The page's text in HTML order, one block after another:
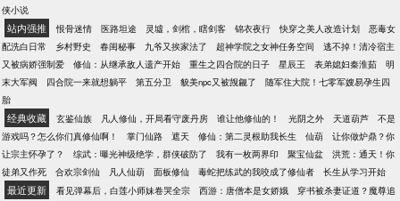
侠小说
站内强推 恨骨迷情 医路坦途 灵墟，剑棺，瞎剑客 锦衣夜行 快穿之美人改造计划
恶毒女
配洗白日常
乡村野史 春闺秘事 九爷又挨家法了 超神学院之女神任务空间
逃不掉！清冷宿主
又被病娇强制爱
修仙：从继承敌人遗产开始 重生之四合院的日子 星辰王 表弟媳妇秦淮茹
明
末大军阀
四合院一来就想躺平 第五分卫 貌美npc又被觊觎了
随军住大院！七零军嫂易孕生四
胎
经典收藏 玄鉴仙族 凡人修仙，开局看守废丹房 谁让他修仙的！ 光阴之外 天道葫芦
不是
游戏吗？怎么你们真修仙啊！
掌门仙路 遮天 修仙：第二灵根助我长生 仙葫
让你做炉鼎？你
让宗主怀孕了？
综武：曝光神级绝学，群侠破防了 我有一枚两界印 聚宝仙盆
洪荒：通天！你
徒弟又作死
合欢宗剑仙 凡人仙葫 面板修仙 毒蛇把练武的我咬成了修仙者 长生从学习开始
最近更新 看见弹幕后，白莲小师妹卷哭全宗 西游：唐僧本是女娇娥
穿书被杀妻证道？魔尊追